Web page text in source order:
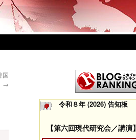
国
→
令和８年 (2026) 告知板
【第六回現代研究会／講演】